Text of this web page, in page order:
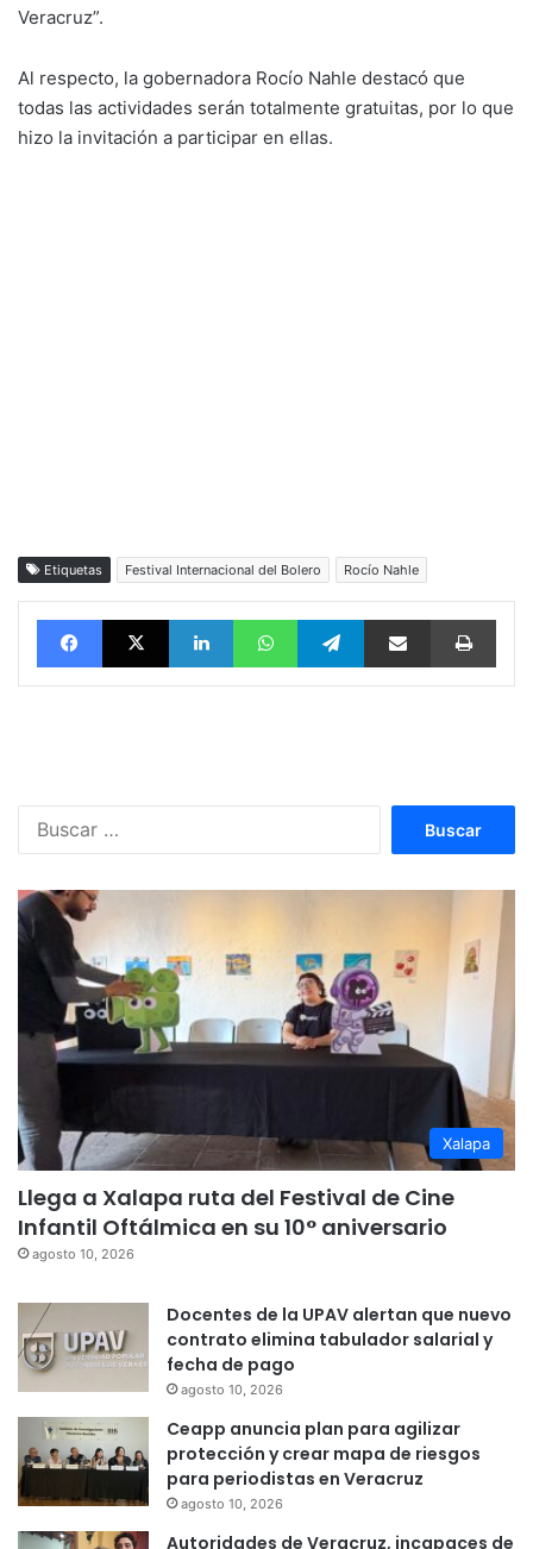
Veracruz”.
Al respecto, la gobernadora Rocío Nahle destacó que
todas las actividades serán totalmente gratuitas, por lo que
hizo la invitación a participar en ellas.
Etiquetas Festival Internacional del Bolero Rocío Nahle
FacebookX LinkedInWhatsAppTelegramvía email
Xalapa
Llega a Xalapa ruta del Festival de Cine
Infantil Oftálmica en su 10° aniversario
agosto 10, 2026
Docentes de la UPAV alertan que nuevo
contrato elimina tabulador salarial y
fecha de pago
agosto 10, 2026
Ceapp anuncia plan para agilizar
protección y crear mapa de riesgos
para periodistas en Veracruz
agosto 10, 2026
Autoridades de Veracruz, incapaces de